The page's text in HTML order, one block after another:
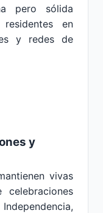
pero sólida
en
y redes de
y
vivas